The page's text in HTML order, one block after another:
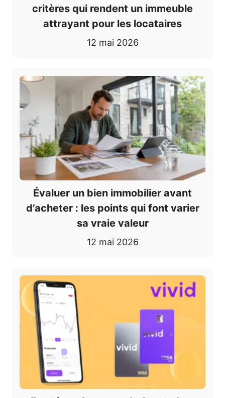
critères qui rendent un immeuble
attrayant pour les locataires
12 mai 2026
Évaluer un bien immobilier avant
d’acheter : les points qui font varier
sa vraie valeur
12 mai 2026